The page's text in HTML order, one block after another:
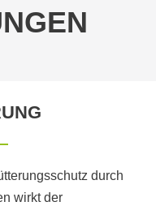
durch
wirkt der